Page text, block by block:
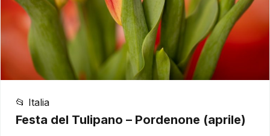
📂 Italia
Festa del Tulipano – Pordenone (aprile)